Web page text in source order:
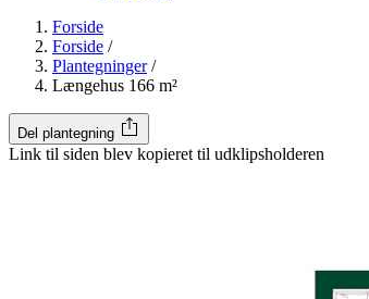
Forside
Forside /
Plantegninger /
Længehus 166 m²
Del plantegning
Link til siden blev kopieret til udklipsholderen